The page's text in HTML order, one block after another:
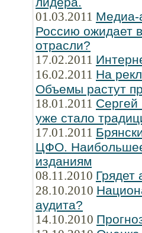
01.03.2011 Медиа-
Россию ожидает
отрасли?
17.02.2011
16.02.2011 На
Объемы растут
18.01.2011 Сергей
уже стало
17.01.2011
ЦФО.
изданиям
08.11.2010 Грядет
28.10.2010
аудита?
14.10.2010